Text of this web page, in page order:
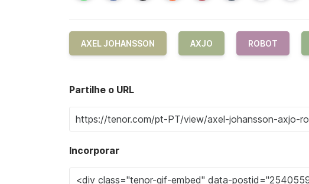
AXEL JOHANSSON AXJO ROBOT
Partilhe o URL
Incorporar